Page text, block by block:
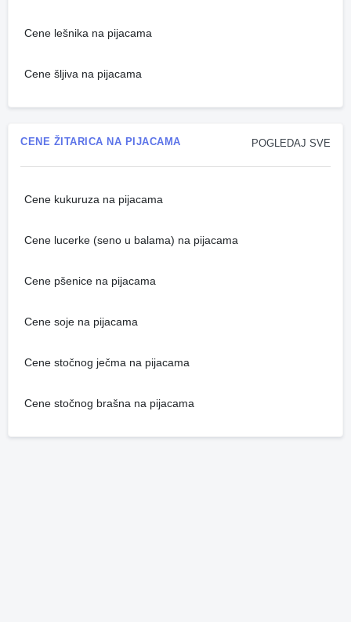
Cene lešnika na pijacama
Cene šljiva na pijacama
POGLEDAJ SVE
CENE ŽITARICA NA PIJACAMA
Cene kukuruza na pijacama
Cene lucerke (seno u balama) na pijacama
Cene pšenice na pijacama
Cene soje na pijacama
Cene stočnog ječma na pijacama
Cene stočnog brašna na pijacama